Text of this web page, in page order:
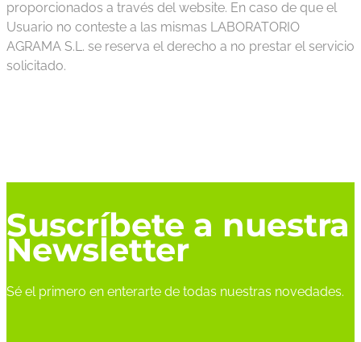
proporcionados a través del website. En caso de que el
Usuario no conteste a las mismas LABORATORIO
AGRAMA S.L. se reserva el derecho a no prestar el servicio
solicitado.
Suscríbete a nuestra
Newsletter
Sé el primero en enterarte de todas nuestras novedades.